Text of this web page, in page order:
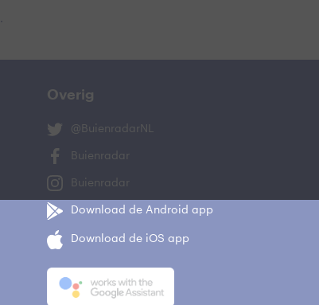
Overig
@BuienradarNL
Buienradar
Buienradar
Download de Android app
Download de iOS app